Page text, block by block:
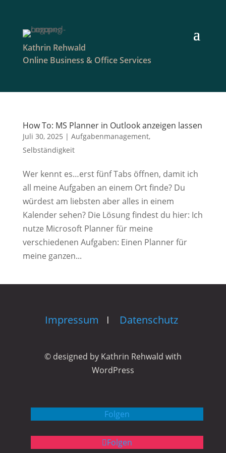
Kathrin Rehwald
Online Business & Office Services
How To: MS Planner in Outlook anzeigen lassen
Juli 30, 2025 | Aufgabenmanagement,
Selbständigkeit
Wer kennt es…erst fünf Tabs öffnen, damit ich
all meine Aufgaben an einem Ort finde? Du
würdest am liebsten aber alles in einem
Kalender sehen? Die Lösung findest du hier: Ich
nutze Microsoft Planner für meine
verschiedenen Aufgaben: Einen Planner für
meine ganzen...
Impressum I Datenschutz
© designed by Kathrin Rehwald with
WordPress
Folgen
Folgen